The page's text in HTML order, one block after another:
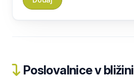
Poslovalnice v bližini